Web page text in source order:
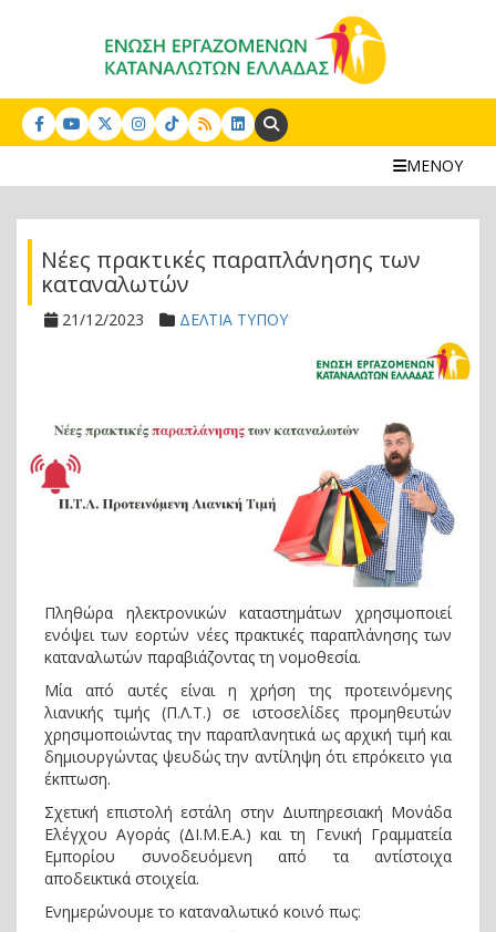
Search:
ΜΕΝΟΥ
Νέες πρακτικές παραπλάνησης των
καταναλωτών
21/12/2023 ΔΕΛΤΙΑ ΤΥΠΟΥ
Πληθώρα ηλεκτρονικών καταστημάτων χρησιμοποιεί
ενόψει των εορτών νέες πρακτικές παραπλάνησης των
καταναλωτών παραβιάζοντας τη νομοθεσία.
Μία από αυτές είναι η χρήση της προτεινόμενης
λιανικής τιμής (Π.Λ.Τ.) σε ιστοσελίδες προμηθευτών
χρησιμοποιώντας την παραπλανητικά ως αρχική τιμή και
δημιουργώντας ψευδώς την αντίληψη ότι επρόκειτο για
έκπτωση.
Σχετική επιστολή εστάλη στην Διυπηρεσιακή Μονάδα
Ελέγχου Αγοράς (ΔΙ.Μ.Ε.Α.) και τη Γενική Γραμματεία
Εμπορίου συνοδευόμενη από τα αντίστοιχα
αποδεικτικά στοιχεία.
Ενημερώνουμε το καταναλωτικό κοινό πως: